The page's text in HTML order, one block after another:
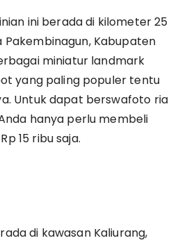
ini berada di kilometer 25
Pakembinagun, Kabupaten
miniatur landmark
yang paling populer tentu
Untuk dapat berswafoto ria
hanya perlu membeli
15 ribu saja.
di kawasan Kaliurang,